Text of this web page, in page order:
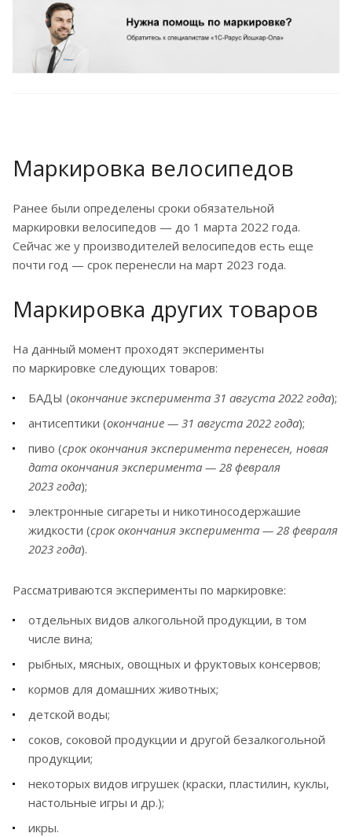
Маркировка велосипедов
Ранее были определены сроки обязательной
маркировки велосипедов — до 1 марта 2022 года.
Сейчас же у производителей велосипедов есть еще
почти год — срок перенесли на март 2023 года.
Маркировка других товаров
На данный момент проходят эксперименты
по маркировке следующих товаров:
БАДЫ (окончание эксперимента 31 августа 2022 года);
антисептики (окончание — 31 августа 2022 года);
пиво (срок окончания эксперимента перенесен, новая
дата окончания эксперимента — 28 февраля
2023 года);
электронные сигареты и никотиносодержашие
жидкости (срок окончания эксперимента — 28 февраля
2023 года).
Рассматриваются эксперименты по маркировке:
отдельных видов алкогольной продукции, в том
числе вина;
рыбных, мясных, овощных и фруктовых консервов;
кормов для домашних животных;
детской воды;
соков, соковой продукции и другой безалкогольной
продукции;
некоторых видов игрушек (краски, пластилин, куклы,
настольные игры и др.);
икры.